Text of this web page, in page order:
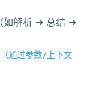
如解析 ➜ 总结 ➜
通过参数/上下文